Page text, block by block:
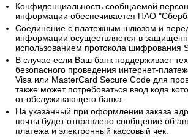
Конфиденциальность сообщаемой
информации обеспечивается ПАО
Соединение с платежным шлюзом и
информации осуществляется в
использованием протокола шифрования
В случае если Ваш банк поддерживает
безопасного проведения интернет-
Visa или MasterCard Secure Code для
также может потребоваться ввод кода
от обслуживающего банка.
На указанный при оформлении заказа
почты будет отправлено сообщение об
платежа и электронный кассовый чек.